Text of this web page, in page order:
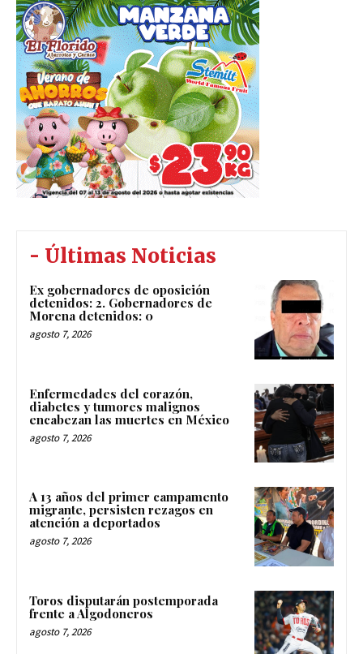
- Últimas Noticias
Ex gobernadores de oposición
detenidos: 2. Gobernadores de
Morena detenidos: 0
agosto 7, 2026
Enfermedades del corazón,
diabetes y tumores malignos
encabezan las muertes en México
agosto 7, 2026
A 13 años del primer campamento
migrante, persisten rezagos en
atención a deportados
agosto 7, 2026
Toros disputarán postemporada
frente a Algodoneros
agosto 7, 2026